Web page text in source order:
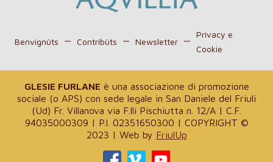
Benvignûts Contribûts Newsletter
Privacy e
Cookie
GLESIE FURLANE è una associazione di promozione
sociale (o APS) con sede legale in San Daniele del Friuli
(Ud) Fr. Villanova via F.lli Pischiutta n. 12/A | C.F.
94035000309 | P.I. 02351650300 | COPYRIGHT ©
2023 | Web by FriulUp